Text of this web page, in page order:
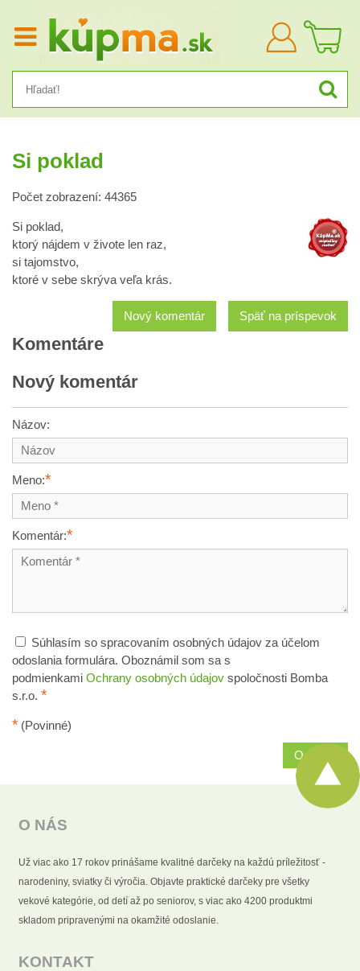
Prihlásiť
sa
Si poklad
Počet zobrazení: 44365
Si poklad,
ktorý nájdem v živote len raz,
si tajomstvo,
ktoré v sebe skrýva veľa krás.
Späť na príspevok
Nový komentár
Komentáre
Nový komentár
Názov:
Meno:*
Komentár:*
Súhlasím so spracovaním osobných údajov za účelom
odoslania formulára. Oboznámil som sa s
podmienkami Ochrany osobných údajov spoločnosti Bomba
s.r.o. *
* (Povinné)
Odoslať
O NÁS
Už viac ako 17 rokov prinášame kvalitné darčeky na každú príležitosť -
narodeniny, sviatky či výročia. Objavte praktické darčeky pre všetky
vekové kategórie, od detí až po seniorov, s viac ako 4200 produktmi
skladom pripravenými na okamžité odoslanie.
KONTAKT